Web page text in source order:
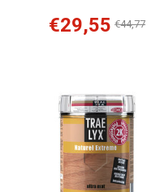
€29,55 €44,77